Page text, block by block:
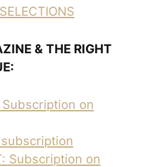
& THE RIGHT
Subscription on
Subscription on